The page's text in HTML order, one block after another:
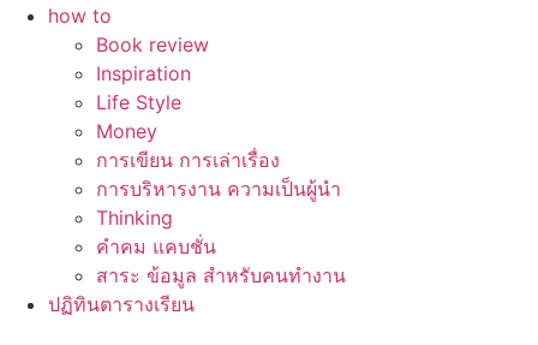
how to
Book review
Inspiration
Life Style
Money
การเขียน การเล่าเรื่อง
การบริหารงาน ความเป็นผู้นำ
Thinking
คำคม แคบชั่น
สาระ ข้อมูล สำหรับคนทำงาน
ปฏิทินตารางเรียน